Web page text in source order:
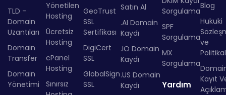
TLD -
Domain
Uzantıları
Domain
Transfer
Domain
Yönetimi
Yönetilen
Hosting
Ücretsiz
Hosting
cPanel
Hosting
Sınırsız
GeoTrust
SSL
Sertifikası
DigiCert
SSL
GlobalSign
SSL
Satın Al
.AI Domain
Kaydı
.IO Domain
Kaydı
.US Domain
Kaydı
Sorgulama
SPF
Sorgulama
MX
Sorgulama
Yardım
Blog
Hukuki
ve
Kayıt